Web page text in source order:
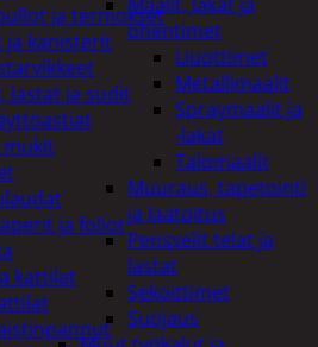
ohentimet
Liuottimet
Metallimaalit
Spraymaalit ja
-lakat
Talomaalit
Muuraus, tapetointi
ja laatoitus
Pensselit telat ja
lastat
Sekoittimet
Suojaus
ja termokset
ja kanisterit
lastat ja sudit
mukit
ja foliot
kattilat